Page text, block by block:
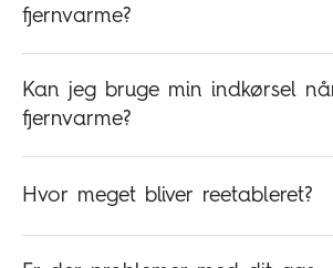
fjernvarme?
Kan jeg bruge min indkørsel
fjernvarme?
Hvor meget bliver reetableret?